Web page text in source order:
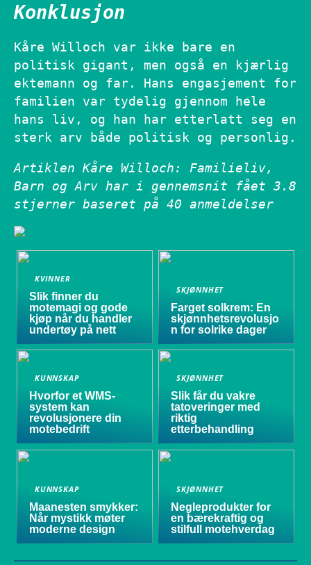
Konklusjon
Kåre Willoch var ikke bare en
politisk gigant, men også en kjærlig
ektemann og far. Hans engasjement for
familien var tydelig gjennom hele
hans liv, og han har etterlatt seg en
sterk arv både politisk og personlig.
Artiklen Kåre Willoch: Familieliv,
Barn og Arv har i gennemsnit fået 3.8
stjerner baseret på 40 anmeldelser
KVINNER
Slik finner du
motemagi og gode
kjøp når du handler
undertøy på nett
SKJØNNHET
Farget solkrem: En
skjønnhetsrevolusjo
n for solrike dager
KUNNSKAP
Hvorfor et WMS-
system kan
revolusjonere din
motebedrift
SKJØNNHET
Slik får du vakre
tatoveringer med
riktig
etterbehandling
KUNNSKAP
Maanesten smykker:
Når mystikk møter
moderne design
SKJØNNHET
Negleprodukter for
en bærekraftig og
stilfull motehverdag